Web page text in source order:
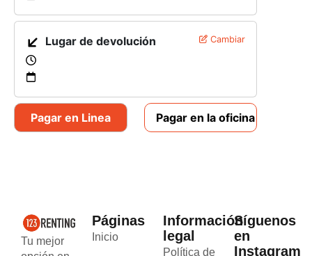
Lugar de devolución Cambiar
Pagar en Linea Pagar en la oficina
Tu mejor
Páginas
Inicio
Información
legal
Política de
Síguenos
en
Instagram